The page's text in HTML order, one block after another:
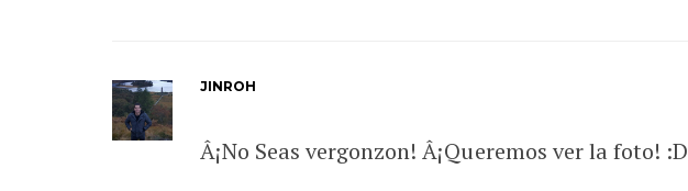
JINROH
Â¡No Seas vergonzon! Â¡Queremos ver la foto! :D